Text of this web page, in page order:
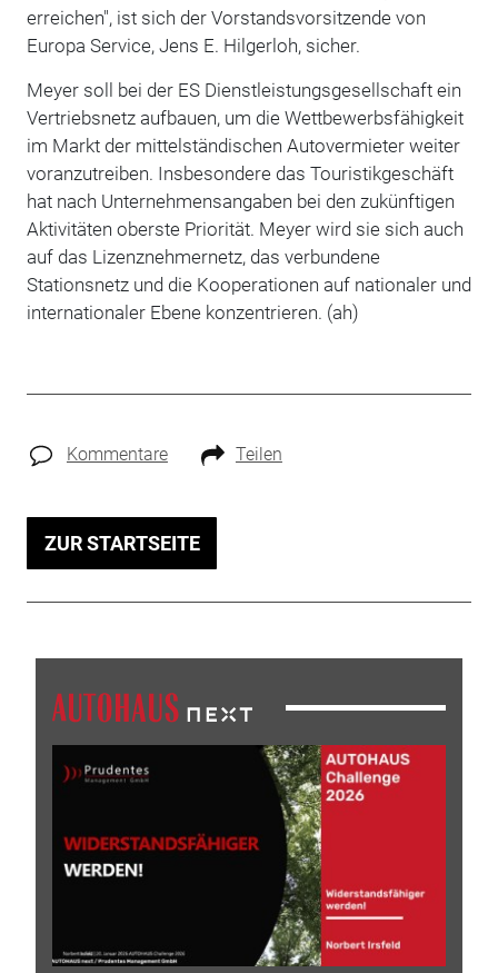
erreichen", ist sich der Vorstandsvorsitzende von
Europa Service, Jens E. Hilgerloh, sicher.
Meyer soll bei der ES Dienstleistungsgesellschaft ein
Vertriebsnetz aufbauen, um die Wettbewerbsfähigkeit
im Markt der mittelständischen Autovermieter weiter
voranzutreiben. Insbesondere das Touristikgeschäft
hat nach Unternehmensangaben bei den zukünftigen
Aktivitäten oberste Priorität. Meyer wird sie sich auch
auf das Lizenznehmernetz, das verbundene
Stationsnetz und die Kooperationen auf nationaler und
internationaler Ebene konzentrieren. (ah)
Kommentare Teilen
ZUR STARTSEITE